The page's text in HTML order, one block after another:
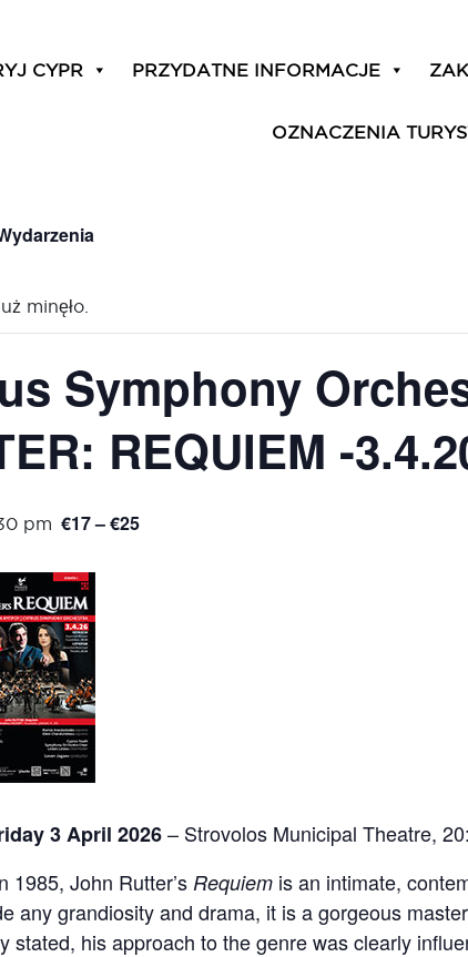
CYPR PRZYDATNE INFORMACJE
OZNACZENIA
minęło.
Symphony
REQUIEM -
pm €17 – €25
3 April 2026– Strovolos Municipal Theatre,
1985, John Rutter’sRequiem is an intimate,
any grandiosity and drama, it is a gorgeous
stated, his approach to the genre was clearly